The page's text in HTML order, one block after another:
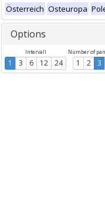
Österreich Osteuropa
Options
Intervall
1 3 6 12 24
Number of
1 2 3